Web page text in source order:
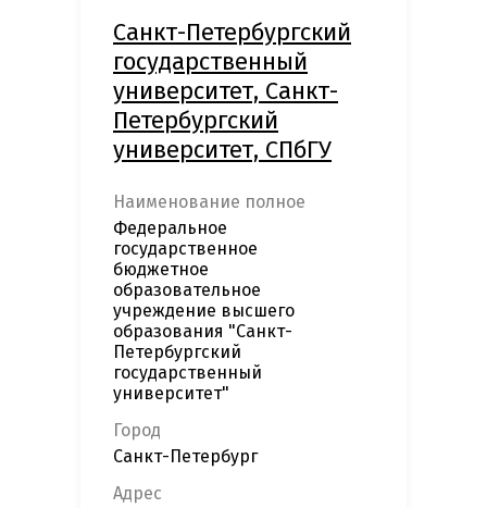
Санкт-Петербургский
государственный
университет, Санкт-
Петербургский
университет, СПбГУ
Наименование полное
Федеральное
государственное
бюджетное
образовательное
учреждение высшего
образования "Санкт-
Петербургский
государственный
университет"
Город
Санкт-Петербург
Адрес